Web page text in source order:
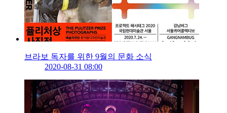
브라보 독자를 위한 9월의 문화 소식
2020-08-31 08:00